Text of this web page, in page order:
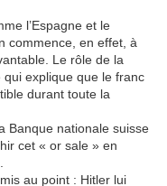
l’Espagne et le
commence, en effet, à
Le rôle de la
explique que le franc
durant toute la
Banque nationale suisse
cet « or sale » en
au point : Hitler lui